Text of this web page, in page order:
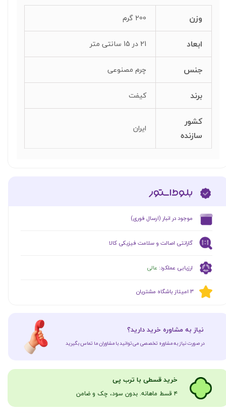
وزن 200 گرم
ابعاد 21 در 15 سانتی متر
جنس چرم مصنوعی
برند کیفت
کشور
سازنده
ایران
گارانتی اصالت و سلامت فیزیکی کالا
ارزیابی عملکرد: عالی
​موجود در انبار (ارسال فوری)
​​3 امیتاز باشگاه مشتریان
​نیاز به مشاوره خرید دارید؟
در صورت نیاز به مشاوره تخصصی می‌توانید با مشاوران ما تماس بگیرید
​​​خرید قسطی با ترب پی
۴ قسط ماهانه. بدون سود، چک و ضامن​​​​​​​